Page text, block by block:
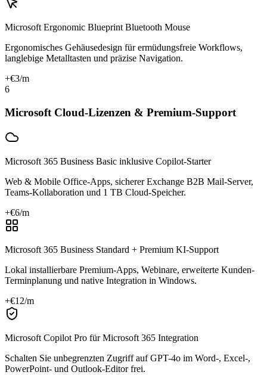
Microsoft Ergonomic Blueprint Bluetooth Mouse
Ergonomisches Gehäusedesign für ermüdungsfreie Workflows,
langlebige Metalltasten und präzise Navigation.
+€3/m
6
Microsoft Cloud-Lizenzen & Premium-Support
Microsoft 365 Business Basic inklusive Copilot-Starter
Web & Mobile Office-Apps, sicherer Exchange B2B Mail-Server,
Teams-Kollaboration und 1 TB Cloud-Speicher.
+€6/m
Microsoft 365 Business Standard + Premium KI-Support
Lokal installierbare Premium-Apps, Webinare, erweiterte Kunden-
Terminplanung und native Integration in Windows.
+€12/m
Microsoft Copilot Pro für Microsoft 365 Integration
Schalten Sie unbegrenzten Zugriff auf GPT-4o im Word-, Excel-,
PowerPoint- und Outlook-Editor frei.